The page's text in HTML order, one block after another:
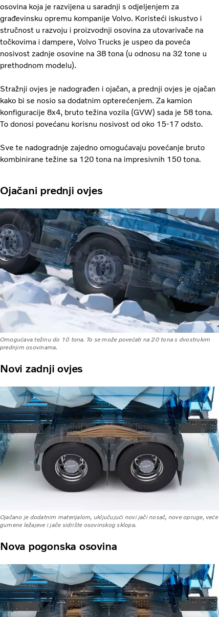
osovina koja je razvijena u saradnji s odjeljenjem za
građevinsku opremu kompanije Volvo. Koristeći iskustvo i
stručnost u razvoju i proizvodnji osovina za utovarivače na
točkovima i dampere, Volvo Trucks je uspeo da poveća
nosivost zadnje osovine na 38 tona (u odnosu na 32 tone u
prethodnom modelu).
Stražnji ovjes je nadograđen i ojačan, a prednji ovjes je ojačan
kako bi se nosio sa dodatnim opterećenjem. Za kamion
konfiguracije 8x4, bruto težina vozila (GVW) sada je 58 tona.
To donosi povećanu korisnu nosivost od oko 15-17 odsto.
Sve te nadogradnje zajedno omogućavaju povećanje bruto
kombinirane težine sa 120 tona na impresivnih 150 tona.
Ojačani prednji ovjes
Omogućava težinu do 10 tona. To se može povećati na 20 tona s dvostrukim
prednjim osovinama.
Novi zadnji ovjes
Ojačano je dodatnim materijalom, uključujući novi jači nosač, nove opruge, veće
gumene ležajeve i jače sidrište osovinskog sklopa.
Nova pogonska osovina